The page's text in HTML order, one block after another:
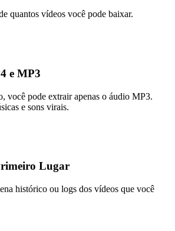
quantos vídeos você pode baixar.
e MP3
você pode extrair apenas o áudio MP3.
e sons virais.
Lugar
histórico ou logs dos vídeos que você